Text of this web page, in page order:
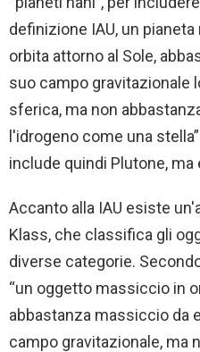
definizione IAU, un
orbita attorno al Sole,
suo campo gravitazionale
sferica, ma non
l'idrogeno come una
include quindi Plutone,
Accanto alla IAU esiste
Klass, che classifica gli
diverse categorie.
“un oggetto massiccio in
abbastanza massiccio da
campo gravitazionale, ma